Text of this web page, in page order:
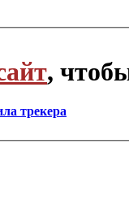
,
трекера